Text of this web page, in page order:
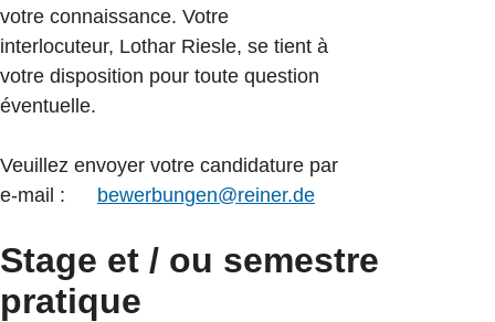
votre connaissance. Votre
interlocuteur, Lothar Riesle, se tient à
votre disposition pour toute question
éventuelle.
Veuillez envoyer votre candidature par
e-mail :
bewerbungen@reiner.de
Stage et / ou semestre
pratique